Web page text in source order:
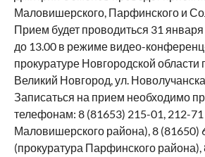
Маловишерского, Парфинского и
Прием будет проводиться 31 января
до 13.00 в режиме видео-
прокуратуре Новгородской области
Великий Новгород, ул.
Записаться на прием необходимо
телефонам: 8 (81653) 215-01, 212-71
Маловишерского района), 8 (81650)
(прокуратура Парфинского